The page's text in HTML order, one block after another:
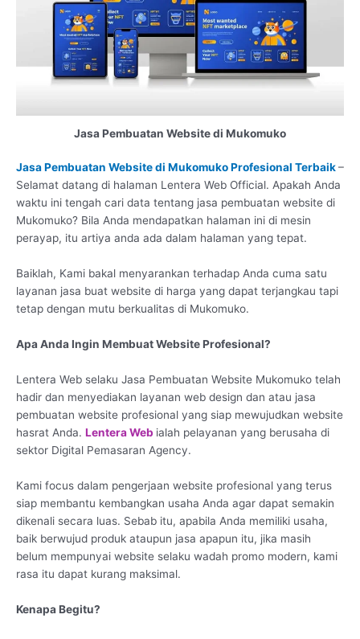
Jasa Pembuatan Website di Mukomuko
Jasa Pembuatan Website di Mukomuko Profesional Terbaik–
Selamat datang di halaman Lentera Web Official. Apakah Anda
waktu ini tengah cari data tentang jasa pembuatan website di
Mukomuko? Bila Anda mendapatkan halaman ini di mesin
perayap, itu artiya anda ada dalam halaman yang tepat.
Baiklah, Kami bakal menyarankan terhadap Anda cuma satu
layanan jasa buat website di harga yang dapat terjangkau tapi
tetap dengan mutu berkualitas di Mukomuko.
Apa Anda Ingin Membuat Website Profesional?
Lentera Web selaku Jasa Pembuatan Website Mukomuko telah
hadir dan menyediakan layanan web design dan atau jasa
pembuatan website profesional yang siap mewujudkan website
hasrat Anda. Lentera Web ialah pelayanan yang berusaha di
sektor Digital Pemasaran Agency.
Kami focus dalam pengerjaan website profesional yang terus
siap membantu kembangkan usaha Anda agar dapat semakin
dikenali secara luas. Sebab itu, apabila Anda memiliki usaha,
baik berwujud produk ataupun jasa apapun itu, jika masih
belum mempunyai website selaku wadah promo modern, kami
rasa itu dapat kurang maksimal.
Kenapa Begitu?